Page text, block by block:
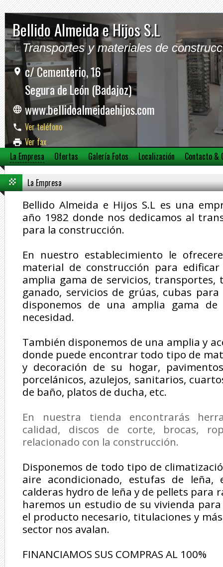
Bellido Almeida e Hijos S.L
Transportes y materiales de
c/ Cementerio, 16
Segura de León (Badajoz)
www.bellidoalmeidaehijos.com
Ver teléfono
Ver fax
Ver móvil
La Empresa Ofertas Galería Fotos Localización Contacto &
La Empresa
Bellido Almeida e Hijos S.L es una
año 1982 donde nos dedicamos al
para la construcción.
En nuestro establecimiento le
material de construcción para
amplia gama de servicios, transportes,
ganado, servicios de grúas, cubas
disponemos de una amplia gama
necesidad.
También disponemos de una amplia y
donde puede encontrar todo tipo de
y decoración de su hogar,
porcelánicos, azulejos, sanitarios,
de baño, platos de ducha, etc.
En nuestra tienda encontrarás
calidad, discos de corte, brocas,
relacionado con la construcción.
Disponemos de todo tipo de
aire acondicionado, estufas de leña,
calderas hydro de leña y de pellets para
haremos un estudio de su vivienda
el producto necesario, titulaciones y
sector nos avalan.
FINANCIAMOS SUS COMPRAS AL 100%